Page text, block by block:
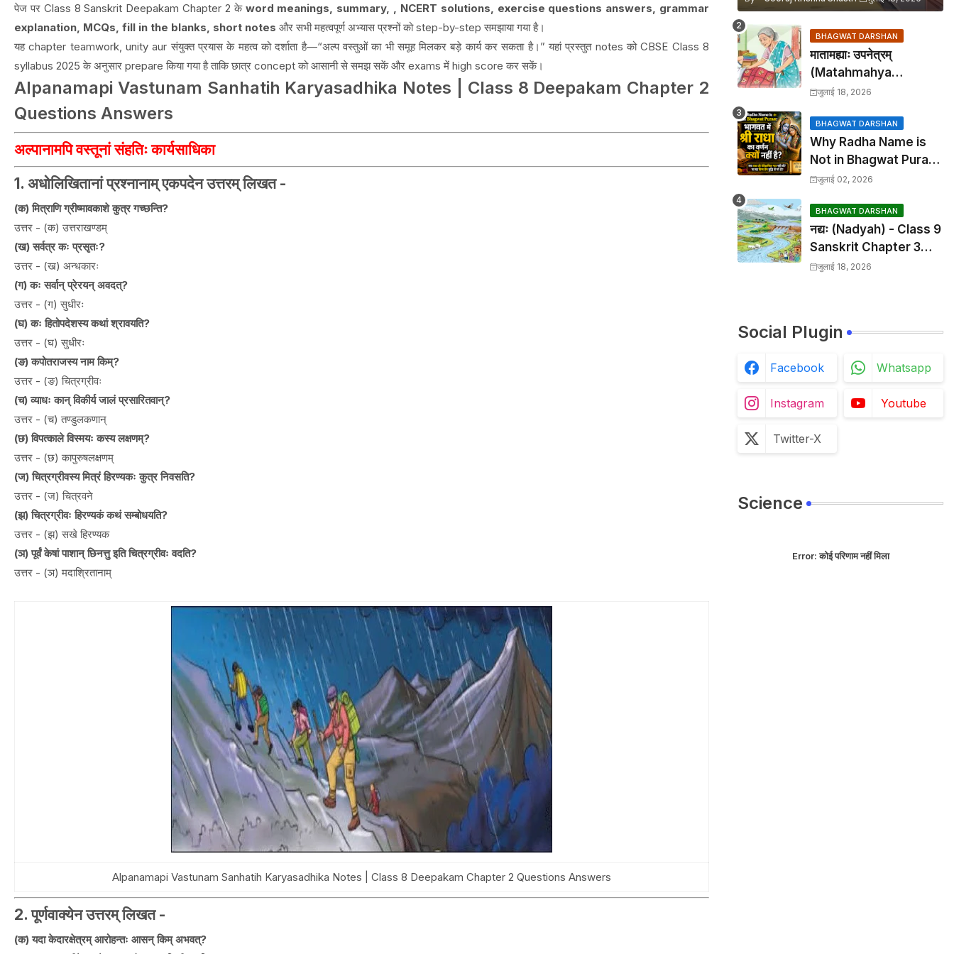
पेज पर Class 8 Sanskrit Deepakam Chapter 2 के word meanings, summary, , NCERT solutions, exercise questions answers, grammar
explanation, MCQs, fill in the blanks, short notes और सभी महत्वपूर्ण अभ्यास प्रश्नों को step-by-step समझाया गया है।
यह chapter teamwork, unity aur संयुक्त प्रयास के महत्व को दर्शाता है—“अल्प वस्तुओं का भी समूह मिलकर बड़े कार्य कर सकता है।” यहां प्रस्तुत notes को CBSE Class 8
syllabus 2025 के अनुसार prepare किया गया है ताकि छात्र concept को आसानी से समझ सकें और exams में high score कर सकें।
Alpanamapi Vastunam Sanhatih Karyasadhika Notes | Class 8 Deepakam Chapter 2
Questions Answers
अल्पानामपि वस्तूनां संहतिः कार्यसाधिका
1. अधोलिखितानां प्रश्नानाम् एकपदेन उत्तरम् लिखत -
(क) मित्राणि ग्रीष्मावकाशे कुत्र गच्छन्ति?
उत्तर - (क) उत्तराखण्डम्
(ख) सर्वत्र कः प्रसृतः?
उत्तर - (ख) अन्धकारः
(ग) कः सर्वान् प्रेरयन् अवदत्?
उत्तर - (ग) सुधीरः
(घ) कः हितोपदेशस्य कथां श्रावयति?
उत्तर - (घ) सुधीरः
(ङ) कपोतराजस्य नाम किम्?
उत्तर - (ङ) चित्रग्रीवः
(च) व्याधः कान् विकीर्य जालं प्रसारितवान्?
उत्तर - (च) तण्डुलकणान्
(छ) विपत्काले विस्मयः कस्य लक्षणम्?
उत्तर - (छ) कापुरुषलक्षणम्
(ज) चित्रग्रीवस्य मित्रं हिरण्यकः कुत्र निवसति?
उत्तर - (ज) चित्रवने
(झ) चित्रग्रीवः हिरण्यकं कथं सम्बोधयति?
उत्तर - (झ) सखे हिरण्यक
(ञ) पूर्वं केषां पाशान् छिनत्तु इति चित्रग्रीवः वदति?
उत्तर - (ञ) मदाश्रितानाम्
Alpanamapi Vastunam Sanhatih Karyasadhika Notes | Class 8 Deepakam Chapter 2 Questions Answers
2. पूर्णवाक्येन उत्तरम् लिखत -
(क) यदा केदारक्षेत्रम् आरोहन्तः आसन् किम् अभवत्?
BHAGWAT DARSHAN
मातामह्याः उपनेत्रम्
(Matahmahya
Upanetram) - Class 9
Translation &
Solutions
जुलाई 18, 2026
BHAGWAT DARSHAN
Why Radha Name is
Not in Bhagwat Puran:
भागवत में श्री राधा का वर्णन क्यों
जुलाई 02, 2026
BHAGWAT DARSHAN
नद्यः (Nadyah) - Class 9
Sanskrit Chapter 3
Translation &
जुलाई 18, 2026
Social Plugin
Facebook Whatsapp
Instagram Youtube
Twitter-X
Science
Error:कोई परिणाम नहीं मिला